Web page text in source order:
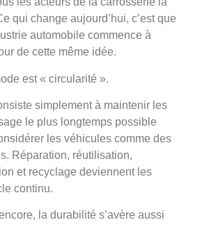
qui change aujourd’hui, c’est que
automobile commence à
de cette même idée.
est « circularité ».
simplement à maintenir les
le plus longtemps possible
les véhicules comme des
Réparation, réutilisation,
et recyclage deviennent les
continu.
la durabilité s’avère aussi